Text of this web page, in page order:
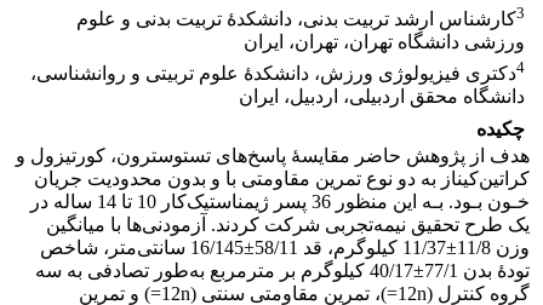
3کارشناس ارشد تربیت بدنی، دانشکدۀ تربیت بدنی و علوم
ورزشی دانشگاه تهران، تهران، ایران
4دکتری فیزیولوژی ورزش، دانشکدۀ علوم تربیتی و روانشناسی،
دانشگاه محقق اردبیلی، اردبیل، ایران
چکیده
هدف از پژوهش حاضر مقایسۀ پاسخ‌های تستوسترون، کورتیزول و
کراتین‌کیناز به دو نوع تمرین مقاومتی با و بدون محدودیت جریان
خـون بـود. بـه این منظور 36 پسر ژیمناستیک‌کار 10 تا 14 ساله در
یک طرح تحقیق نیمه‌تجربی شرکت کردند. آزمودنی‌ها با میانگین
وزن 11/8±11/37 کیلوگرم، قد 58/11±16/145 سانتی‌متر، شاخص
تودۀ بدن 77/1±40/17 کیلوگرم بر مترمربع به‌طور تصادفی به سه
گروه کنترل (12n=)، تمرین مقاومتی سنتی (12n=) و تمرین